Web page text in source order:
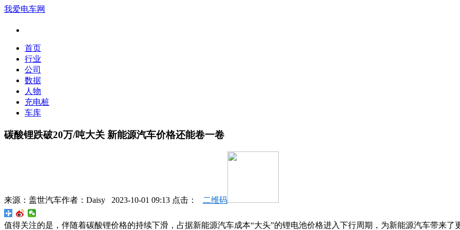
我爱电车网
首页
行业
公司
数据
人物
充电桩
车库
碳酸锂跌破20万/吨大关 新能源汽车价格还能卷一卷
来源： 盖世汽车作者： Daisy 2023-10-01 09:13 点击： 二维码
值得关注的是，伴随着碳酸锂价格的持续下滑，占据新能源汽车成本“大头”的锂电池价格进入下行周期，为新能源汽车带来了